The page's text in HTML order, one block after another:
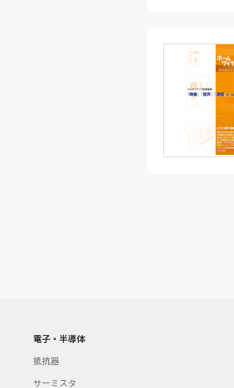
電子・半導体
抵抗器
サーミスタ